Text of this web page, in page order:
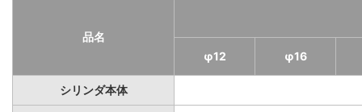
品名
φ12
φ16
シリンダ本体